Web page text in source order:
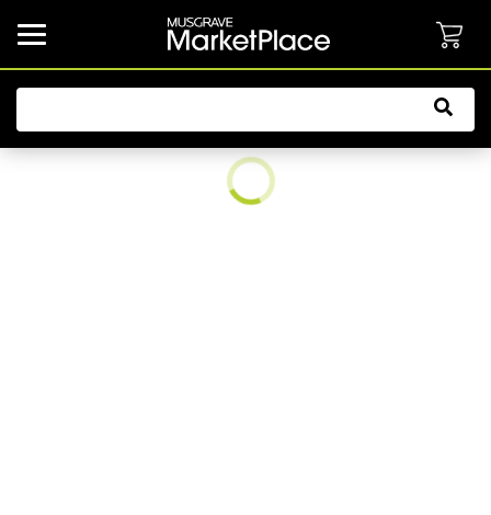
common.button.navbarCollapsed.text